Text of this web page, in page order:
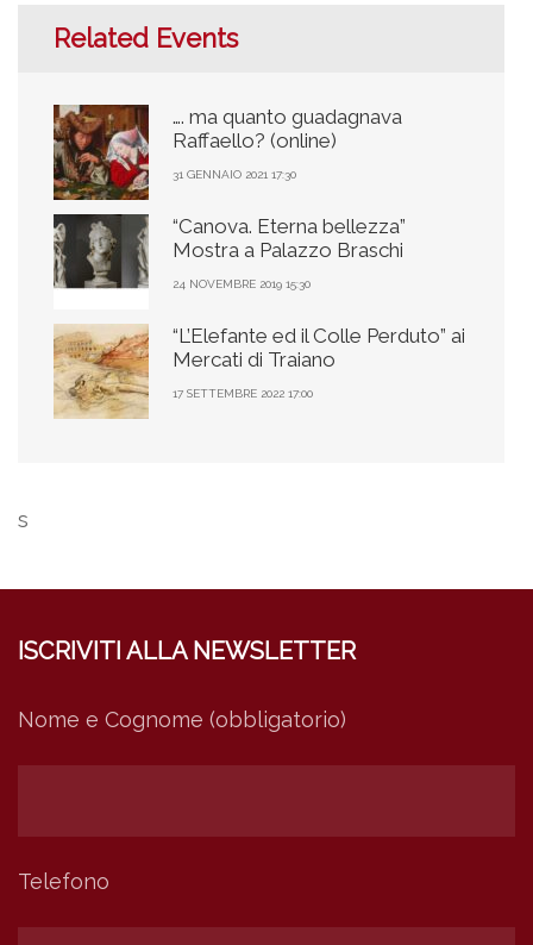
Related Events
…. ma quanto guadagnava
Raffaello? (online)
31 GENNAIO 2021 17:30
“Canova. Eterna bellezza”
Mostra a Palazzo Braschi
24 NOVEMBRE 2019 15:30
“L’Elefante ed il Colle Perduto” ai
Mercati di Traiano
17 SETTEMBRE 2022 17:00
s
ISCRIVITI ALLA NEWSLETTER
Nome e Cognome (obbligatorio)
Telefono